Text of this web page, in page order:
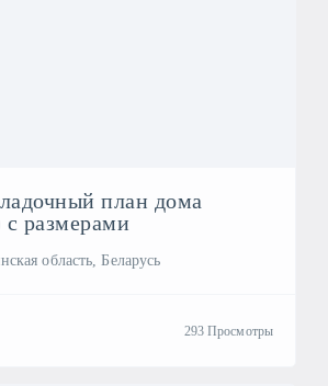
план дома
размерами
область, Беларусь
293 Просмотры